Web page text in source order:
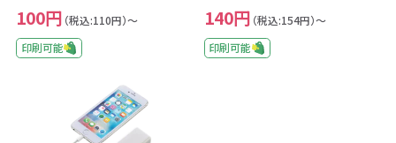
100円 （税込:110円）～
印刷可能
140円 （税込:154円）～
印刷可能